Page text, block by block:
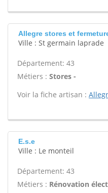
Allegre stores et
Ville : St germain laprade
Département: 43
Métiers : Stores -
Voir la fiche artisan :
E.s.e
Ville : Le monteil
Département: 43
Métiers : Rénovation